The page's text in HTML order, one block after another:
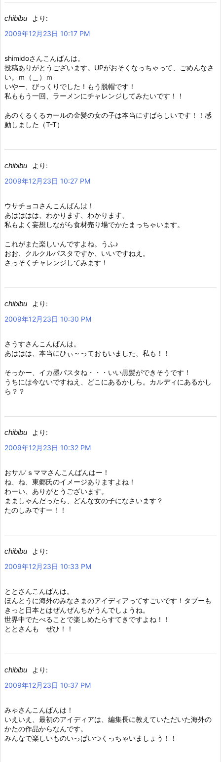
chibibu
より:
2009年12月23日 10:17 PM
shimidoさんこんばんは。
投稿ありがとうございます。UPがおそくなっちゃって、ごめんなさ
い。ｍ（＿）ｍ
いやー、びっくりでした！もう脱帽です！
私ももう一回、ラーメンにチャレンジしてみたいです！！
あのくるくるカールの金髪の女の子は本当にすばらしいです！！感
動しました（T-T）
chibibu
より:
2009年12月23日 10:27 PM
ウサチョコさんこんばんは！
あはははは、わかります、わかります、
私もよく妄想しながら食材売り場でかたまっちゃいます。
これがまた楽しいんですよね。うふ♪
おお、クルクルパスタですか、いいですねえ。
さっそくチャレンジしてみます！
chibibu
より:
2009年12月23日 10:30 PM
さうすさんこんばんは。
あははは、本当にひぃ～っておもいました、私も！！
そっかー、イカ墨パスタね・・・いい黒髪ができそうです！
うちには今ないですねえ、どこにあるかしら。カルディにあるかし
ら？？
chibibu
より:
2009年12月23日 10:32 PM
おサル’ｓママさんこんばんはー！
ね、ね、東郷氏のイメージありますよね！
わーい、ありがとうございます。
まましゃんだったら、どんな女の子になさいます？
たのしみですー！！
chibibu
より:
2009年12月23日 10:33 PM
ととさんこんばんは。
ほんとうに海外のみなさまのアイディアってすごいです！タブーも
きっと日本とはぜんぜんちがうんでしょうね。
世界中でたべることで楽しめたらすてきですよね！！
ととさんも ぜひ！！
chibibu
より:
2009年12月23日 10:37 PM
みゃさんこんばんは！
いえいえ、最初のアイディアは、編集長に教えていただいた海外の
かたの作品からなんです。
みんなで楽しいものいっぱいつくっちゃいましょう！！